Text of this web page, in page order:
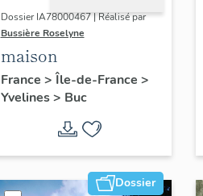
Dossier IA78000467 | Réalisé par
Bussière Roselyne
maison
France > Île-de-France >
Yvelines> Buc
Dossier